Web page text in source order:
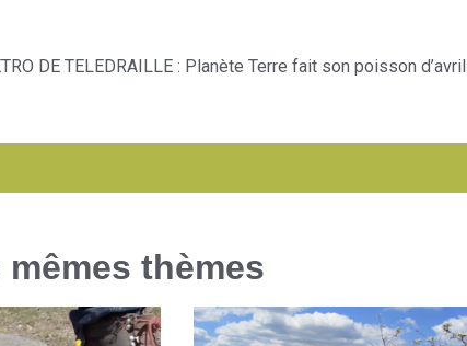
DE TELEDRAILLE : Planète Terre fait son poisson d’avril
mêmes thèmes